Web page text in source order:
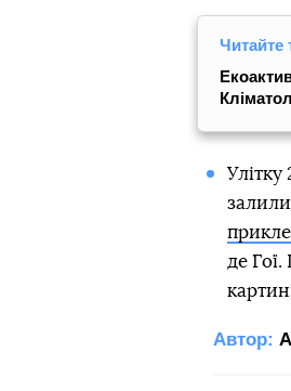
Читайте
Улітку
де
Автор: